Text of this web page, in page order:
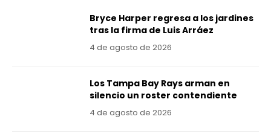
Bryce Harper regresa a los jardines
tras la firma de Luis Arráez
4 de agosto de 2026
Los Tampa Bay Rays arman en
silencio un roster contendiente
4 de agosto de 2026